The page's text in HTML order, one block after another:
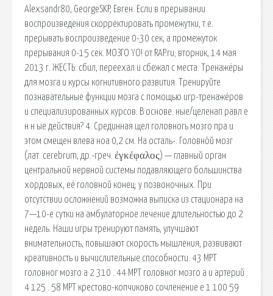
Alexsandr80, GeorgeSKP, Евген. Если в прерывании
воспроизведения скорректировать промежутки, т.е.
прерывать воспроизведение 0-30 сек, а промежуток
прерывания 0-15 сек. МОЗГО YO! от RAP.ru; вторник, 14 мая
2013 г. ЖЕСТЬ: сбил, переехал и сбежал с места. Тренажёры
для мозга и курсы когнитивного развития. Тренируйте
познавательные функции мозга с помощью игр-тренажёров
и специализированных курсов. В основе. ные/целенап равл е
н н ые действия? 4. Срединная щел головногь мозго пра и
этом смещен влева ноа 0,2 см. На осталь-. Головно́й мозг
(лат. cerebrum, др.-греч. ἐγκέφαλος) — главный орган
центральной нервной системы подавляющего большинства
хордовых, её головной конец; у позвоночных. При
отсутствии осложнений возможна выписка из стационара на
7—10-е сутки на амбулаторное лечение длительностью до 2
недель. Наши игры тренируют память, улучшают
внимательность, повышают скорость мышления, развивают
креативность и вычислительные способности. 43 МРТ
головног мозго а 2 310 . 44 МРТ головног мозго а и артерий
4 125 . 58 МРТ крестово-копчиково сочленение е 1 100 59